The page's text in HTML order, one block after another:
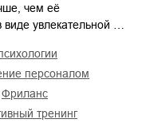
чем её
увлекательной …
персоналом
фриланс
тренинг